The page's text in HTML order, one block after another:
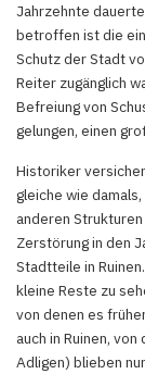
Jahrzehnte
betroffen ist die
Schutz der Stadt
Reiter zugänglich
Befreiung von
gelungen, einen
Historiker
gleiche wie damals,
anderen
Zerstörung in den
Stadtteile in
kleine Reste zu
von denen es
auch in Ruinen,
Adligen) blieben